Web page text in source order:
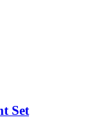
Set